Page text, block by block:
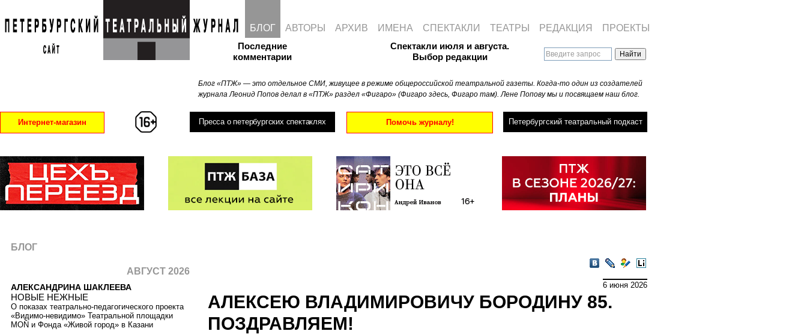
Последние
комментарии
Блог «ПТЖ» — это отдельное СМИ, живущее в режиме общероссийской театральной газеты. Когда-то один из создателей
журнала Леонид Попов делал в «ПТЖ» раздел «Фигаро» (Фигаро здесь, Фигаро там). Лене Попову мы и посвящаем наш блог.
Спектакли июля и августа.
Выбор редакции
Интернет-магазин Пресса о петербургских спектаклях Помочь журналу! Петербургский театральный подкаст
БЛОГ АВТОРЫ АРХИВ ИМЕНА СПЕКТАКЛИ ТЕАТРЫ РЕДАКЦИЯ ПРОЕКТЫ
VKontakte
LiveJournal
Мой
LiveInternet
6 июня 2026
АЛЕКСЕЮ ВЛАДИМИРОВИЧУ БОРОДИНУ 85.
ПОЗДРАВЛЯЕМ!
БЛОГ
АВГУСТ 2026
АЛЕКСАНДРИНА ШАКЛЕЕВА
НОВЫЕ НЕЖНЫЕ
О показах театрально-педагогического проекта
«Видимо-невидимо» Театральной площадки
MOŇ и Фонда «Живой город» в Казани